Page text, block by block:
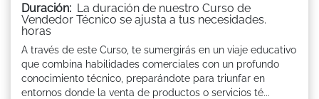
Duración: La duración de nuestro Curso de
Vendedor Técnico se ajusta a tus necesidades.
horas
A través de este Curso, te sumergirás en un viaje educativo
que combina habilidades comerciales con un profundo
conocimiento técnico, preparándote para triunfar en
entornos donde la venta de productos o servicios té...